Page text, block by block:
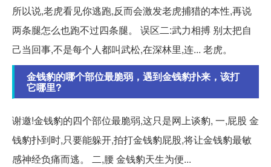
所以说,老虎看见你逃跑,反而会激发老虎捕猎的本性,再说
两条腿怎么也跑不过四条腿。 误区二:武力相搏 别太把自
己当回事,不是每个人都叫武松,在深林里,连... 老虎。
金钱豹的哪个部位最脆弱，遇到金钱豹扑来，该打
它哪里?
谢邀!金钱豹的四个部位最脆弱,这只是网上谈豹, 一,屁股 金
钱豹扑到时,只要能躲开,拍打金钱豹屁股,将让金钱豹最敏
感神经负痛而逃。 二,腰 金钱豹天生为便...